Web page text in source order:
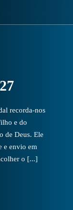
recorda-nos
e do
de Deus. Ele
e envio em
o [...]